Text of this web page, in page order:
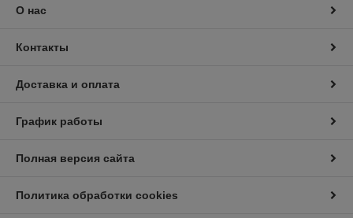
О нас
Контакты
Доставка и оплата
График работы
Полная версия сайта
Политика обработки cookies